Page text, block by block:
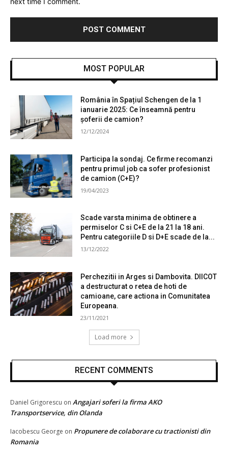
MOST POPULAR
România în Spațiul Schengen de la 1
ianuarie 2025: Ce înseamnă pentru
șoferii de camion?
12/12/2024
Participa la sondaj. Ce firme recomanzi
pentru primul job ca sofer profesionist
de camion (C+E)?
19/04/2023
Scade varsta minima de obtinere a
permiselor C si C+E de la 21 la 18 ani.
Pentru categoriile D si D+E scade de la...
13/12/2022
Perchezitii in Arges si Dambovita. DIICOT
a destructurat o retea de hoti de
camioane, care actiona in Comunitatea
Europeana.
23/11/2021
Load more
RECENT COMMENTS
Daniel Grigorescu on Angajari soferi la firma AKO
Transportservice, din Olanda
Iacobescu George on Propunere de colaborare cu tractionisti din
Romania